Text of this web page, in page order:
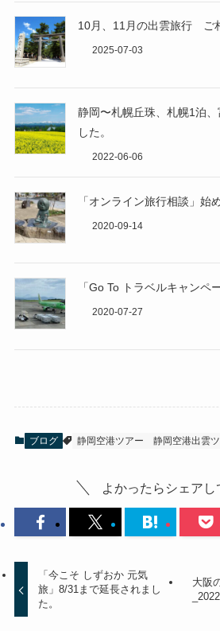
10月、11月の出雲旅行 ご
2025-07-03
静岡〜札幌丘珠、札幌1泊
した。
2022-06-06
「オンライン旅行相談」始
2020-09-14
「Go To トラベルキャンペ
2020-07-27
ブログ 静岡空港ツアー 静岡空港出雲
よかったらシェアし
「今こそ しずおか 元気
旅」8/31まで延長されまし
た。
大阪